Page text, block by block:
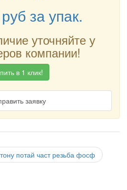
руб за упак.
уточняйте у
компании!
в 1 клик!
заявку
потай част резьба фосф